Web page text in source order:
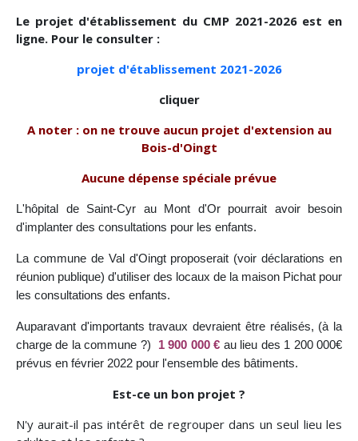
Le projet d'établissement du CMP 2021-2026 est en
ligne. Pour le consulter :
projet d'établissement 2021-2026
cliquer
A noter : on ne trouve aucun projet d'extension au
Bois-d'Oingt
Aucune dépense spéciale prévue
L'hôpital de Saint-Cyr au Mont d'Or pourrait avoir besoin
d'implanter des consultations pour les enfants.
La commune de Val d'Oingt proposerait (voir déclarations en
réunion publique) d'utiliser des locaux de la maison Pichat pour
les consultations des enfants.
Auparavant d'importants travaux devraient être réalisés, (à la
charge de la commune ?) 1 900 000 € au lieu des 1 200 000€
prévus en février 2022 pour l'ensemble des bâtiments.
Est-ce un bon projet ?
N'y aurait-il pas intérêt de regrouper dans un seul lieu les